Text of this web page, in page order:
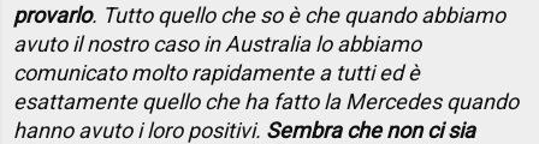
provarlo. Tutto quello che so è che quando abbiamo
avuto il nostro caso in Australia lo abbiamo
comunicato molto rapidamente a tutti ed è
esattamente quello che ha fatto la Mercedes quando
hanno avuto i loro positivi. Sembra che non ci sia